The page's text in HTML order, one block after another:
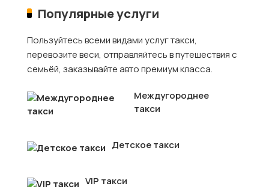
Популярные услуги
Пользуйтесь всеми видами услуг такси,
перевозите веси, отправляйтесь в путешествия с
семьёй, заказывайте авто премиум класса.
Междугороднее
такси
Детское такси
VIP такси